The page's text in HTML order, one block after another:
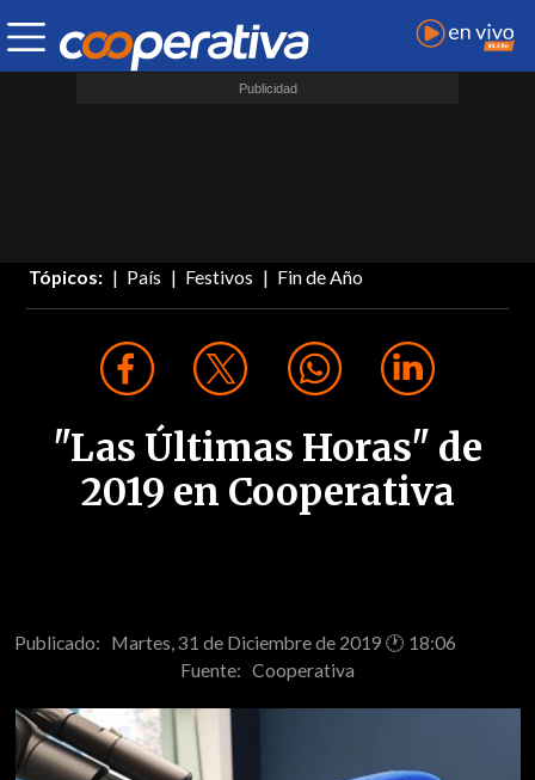
Tópicos: País Festivos Fin de Año
"Las Últimas Horas" de
2019 en Cooperativa
Publicado: Martes, 31 de Diciembre de 2019 🕐 18:06
Fuente: Cooperativa